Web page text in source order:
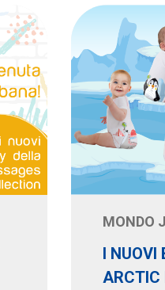
MONDO
I NUOVI
ARCTIC